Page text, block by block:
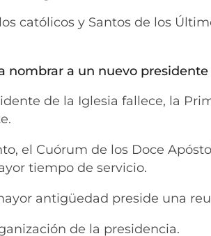
católicos y Santos de los
nombrar a un nuevo
de la Iglesia fallece, la
el Cuórum de los Doce
tiempo de servicio.
antigüedad preside una
de la presidencia.